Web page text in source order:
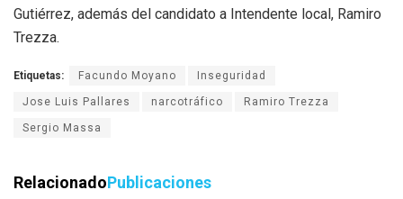
Gutiérrez, además del candidato a Intendente local, Ramiro
Trezza.
Etiquetas: Facundo Moyano Inseguridad
Jose Luis Pallares narcotráfico Ramiro Trezza
Sergio Massa
RelacionadoPublicaciones